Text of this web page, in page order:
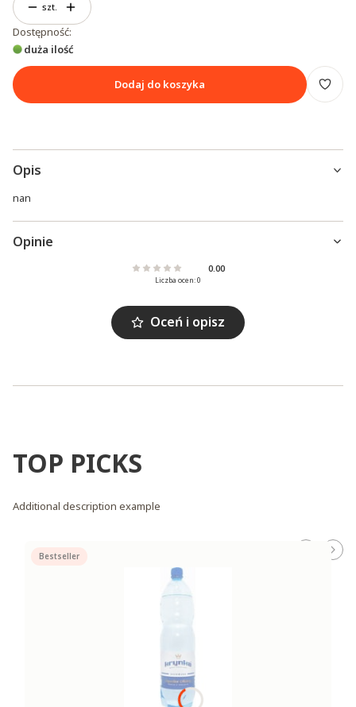
szt.
Dostępność:
duża ilość
Dodaj do koszyka
Opis
nan
Opinie
0.00
Liczba ocen: 0
Oceń i opisz
TOP PICKS
Additional description example
Bestseller